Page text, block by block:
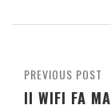
PREVIOUS POST
Il WIFI FA